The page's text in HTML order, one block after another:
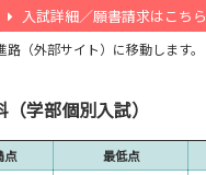
入試詳細／願書請求はこちら
（外部サイト）に移動します。
学部個別入試）
点 最低点